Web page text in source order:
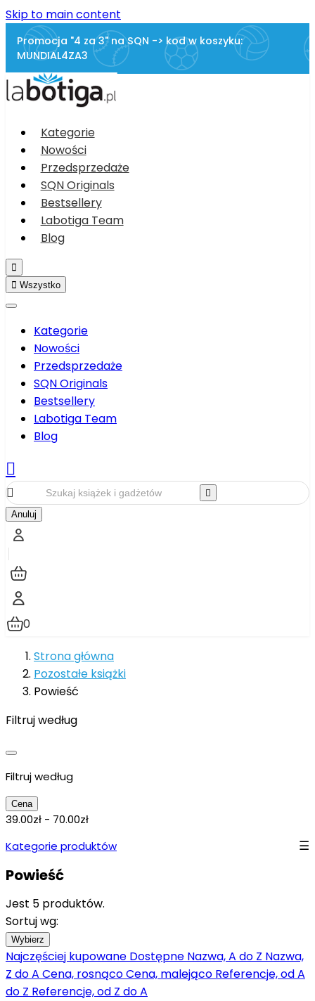
Skip to main content
Promocja "4 za 3" na SQN -> kod w koszyku:
MUNDIAL4ZA3
Kategorie
Nowości
Przedsprzedaże
SQN Originals
Bestsellery
Labotiga Team
Blog

 Wszystko
Kategorie
Nowości
Przedsprzedaże
SQN Originals
Bestsellery
Labotiga Team
Blog



Anuluj
0
Strona główna
Pozostałe książki
Powieść
Filtruj według
Filtruj według
Cena
39.00zł - 70.00zł
Kategorie produktów
Powieść
Jest 5 produktów.
Sortuj wg:
Wybierz
Najczęściej kupowane Dostępne Nazwa, A do Z Nazwa,
Z do A Cena, rosnącoCena, malejąco Referencje, od A
do Z Referencje, od Z do A